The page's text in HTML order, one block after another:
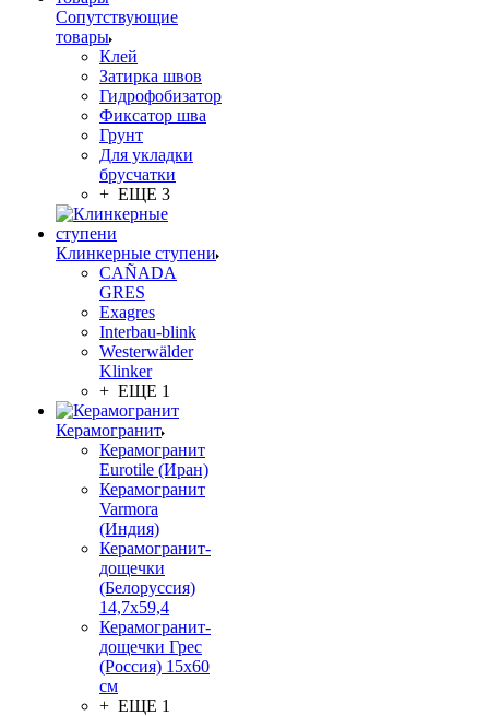
Сопутствующие
товары
Клей
Затирка швов
Гидрофобизатор
Фиксатор шва
Грунт
Для укладки
брусчатки
+ ЕЩЕ 3
Клинкерные ступени
CAÑADA
GRES
Exagres
Interbau-blink
Westerwälder
Klinker
+ ЕЩЕ 1
Керамогранит
Керамогранит
Eurotile (Иран)
Керамогранит
Varmora
(Индия)
Керамогранит-
дощечки
(Белоруссия)
14,7x59,4
Керамогранит-
дощечки Грес
(Россия) 15х60
см
+ ЕЩЕ 1